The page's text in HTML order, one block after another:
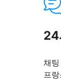
24
채
프